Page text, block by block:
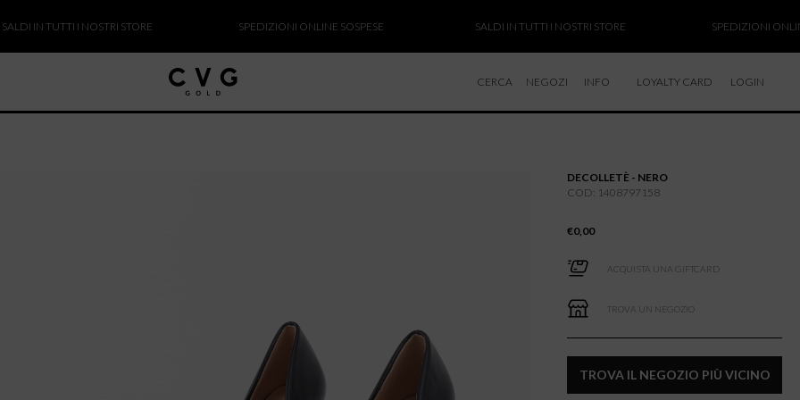
IN TUTTI I NOSTRI STORE SPEDIZIONI ONLINE SOSPESE SALDI IN TUTTI I NOSTRI STORE SPEDIZIONI ONLINE
CERCA NEGOZI INFO
RESI E RIMBORSI
LOYALTY CARD LOGIN
DECOLLETÈ - NERO
COD: 1408797158
€0,00
ACQUISTA UNA GIFTCARD
TROVA UN NEGOZIO
TROVA IL NEGOZIO PIÙ VICINO